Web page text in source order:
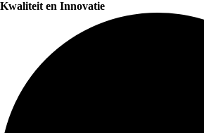
Kwaliteit en Innovatie